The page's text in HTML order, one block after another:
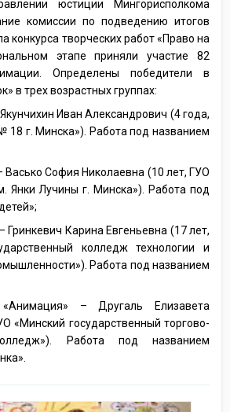
юстиции Мингорисполкома
комиссии по подведению итогов
конкурса творческих работ «Право на
этапе приняли участие 82
Определены победители в
в трех возрастных группах:
Иван Александрович (4 года,
18 г. Минска»). Работа под названием
Васько София Николаевна (10 лет, ГУО
Янки Лучины г. Минска»). Работа под
Гринкевич Карина Евгеньевна (17 лет,
колледж технологии и
Работа под названием
– Другаль Елизавета
«Минский государственный торгово-
Работа под названием